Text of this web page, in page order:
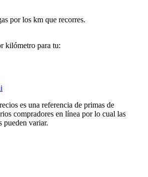
por los km que recorres.
kilómetro para tu:
es una referencia de primas de
compradores en línea por lo cual las
pueden variar.